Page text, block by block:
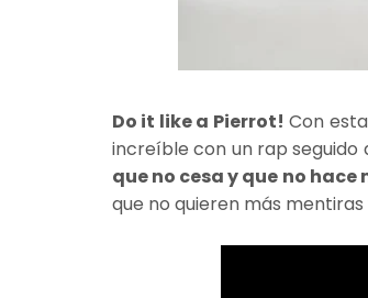
Do it like a Pierrot! Con
increíble con un rap seguido
que no cesa y que no hace
que no quieren más